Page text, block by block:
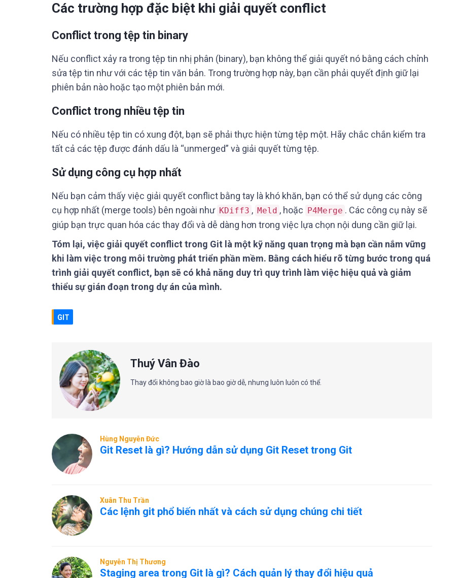
Các trường hợp đặc biệt khi giải quyết conflict
Conflict trong tệp tin binary
Nếu conflict xảy ra trong tệp tin nhị phân (binary), bạn không thể giải quyết nó bằng cách chỉnh
sửa tệp tin như với các tệp tin văn bản. Trong trường hợp này, bạn cần phải quyết định giữ lại
phiên bản nào hoặc tạo một phiên bản mới.
Conflict trong nhiều tệp tin
Nếu có nhiều tệp tin có xung đột, bạn sẽ phải thực hiện từng tệp một. Hãy chắc chắn kiểm tra
tất cả các tệp được đánh dấu là “unmerged” và giải quyết từng tệp.
Sử dụng công cụ hợp nhất
Nếu bạn cảm thấy việc giải quyết conflict bằng tay là khó khăn, bạn có thể sử dụng các công
cụ hợp nhất (merge tools) bên ngoài như KDiff3 , Meld , hoặc P4Merge . Các công cụ này sẽ
giúp bạn trực quan hóa các thay đổi và dễ dàng hơn trong việc lựa chọn nội dung cần giữ lại.
Tóm lại, việc giải quyết conflict trong Git là một kỹ năng quan trọng mà bạn cần nắm vững
khi làm việc trong môi trường phát triển phần mềm. Bằng cách hiểu rõ từng bước trong quá
trình giải quyết conflict, bạn sẽ có khả năng duy trì quy trình làm việc hiệu quả và giảm
thiểu sự gián đoạn trong dự án của mình.
GIT
Thuý Vân Đào
Thay đổi không bao giờ là bao giờ dễ, nhưng luôn luôn có thể.
Hùng Nguyễn Đức
Git Reset là gì? Hướng dẫn sử dụng Git Reset trong Git
Xuân Thu Trần
Các lệnh git phổ biến nhất và cách sử dụng chúng chi tiết
Nguyễn Thị Thương
Staging area trong Git là gì? Cách quản lý thay đổi hiệu quả